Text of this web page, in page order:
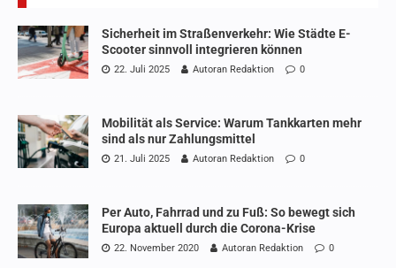
Sicherheit im Straßenverkehr: Wie Städte E-
Scooter sinnvoll integrieren können
22. Juli 2025 Autoran Redaktion 0
Mobilität als Service: Warum Tankkarten mehr
sind als nur Zahlungsmittel
21. Juli 2025 Autoran Redaktion 0
Per Auto, Fahrrad und zu Fuß: So bewegt sich
Europa aktuell durch die Corona-Krise
22. November 2020 Autoran Redaktion 0